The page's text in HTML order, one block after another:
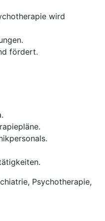
wird
fördert.
Psychotherapie,